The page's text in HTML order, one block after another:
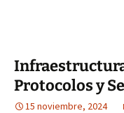
Protocolos y
15 noviembre, 2024